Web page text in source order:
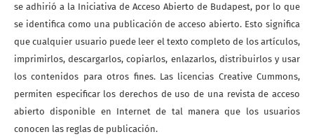
se adhirió a la Iniciativa de Acceso Abierto de Budapest, por lo que
se identifica como una publicación de acceso abierto. Esto significa
que cualquier usuario puede leer el texto completo de los artículos,
imprimirlos, descargarlos, copiarlos, enlazarlos, distribuirlos y usar
los contenidos para otros fines. Las licencias Creative Cummons,
permiten especificar los derechos de uso de una revista de acceso
abierto disponible en Internet de tal manera que los usuarios
conocen las reglas de publicación.